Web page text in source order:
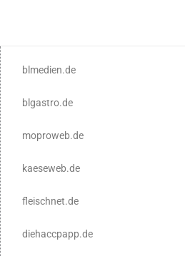
blmedien.de
blgastro.de
moproweb.de
kaeseweb.de
fleischnet.de
diehaccpapp.de